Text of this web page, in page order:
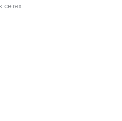
сетях